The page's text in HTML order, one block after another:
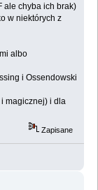
ale chyba ich brak)
w niektórych z
albo
i Ossendowski
magicznej) i dla
Zapisane